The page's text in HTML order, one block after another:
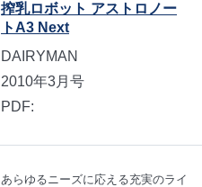
搾乳ロボット アストロノー
トA3 Next
DAIRYMAN
2010年3月号
PDF:
あらゆるニーズに応える充実のライ